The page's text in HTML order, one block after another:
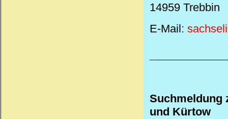
14959 Trebbin
E-Mail:
Suchmeldung
und Kürtow